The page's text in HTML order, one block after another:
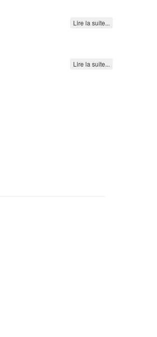
Lire la suite...
Lire la suite...